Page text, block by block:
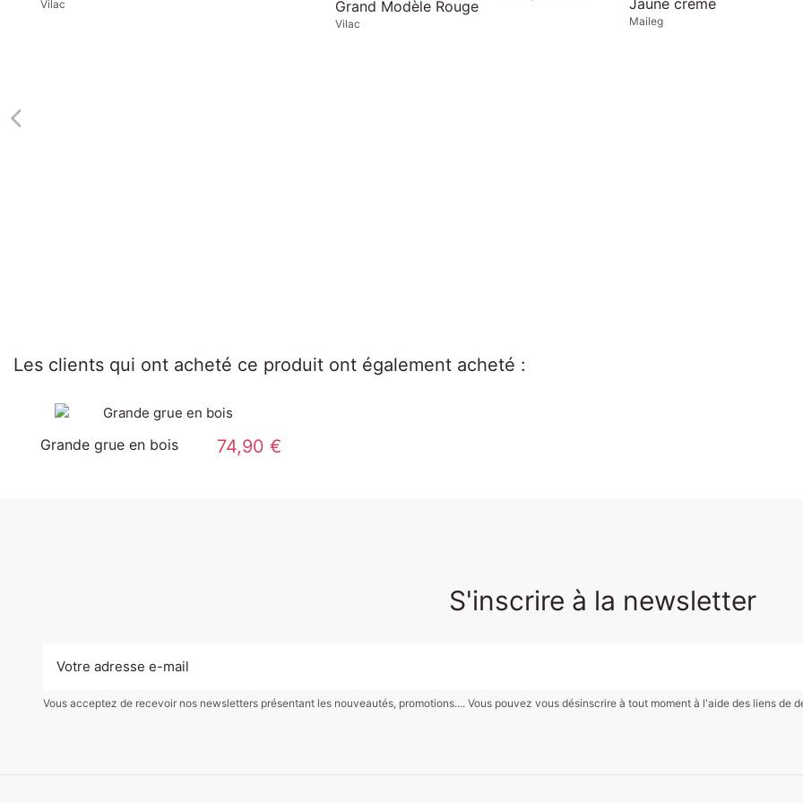
Les clients qui ont acheté ce produit ont également acheté :
Grande grue en bois 74,90 €
S'inscrire à la newsletter
Vous acceptez de recevoir nos newsletters présentant les nouveautés, promotions.... Vous pouvez vous désinscrire à tout moment à l'aide des liens